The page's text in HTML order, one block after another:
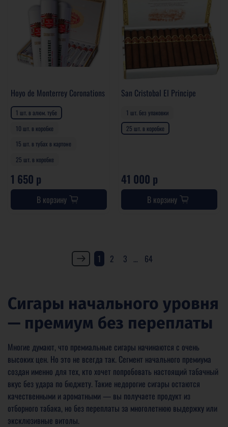
Hoyo de Monterrey Coronations
1 шт. в алюм. тубе
10 шт. в коробке
15 шт. в тубах в картоне
25 шт. в коробке
1 650 р
В корзину
San Cristobal El Principe
1 шт. без упаковки
25 шт. в коробке
41 000 р
В корзину
1 2 3 … 64
Сигары начального уровня
— премиум без переплаты
Многие думают, что премиальные сигары начинаются с очень
высоких цен. Но это не всегда так. Сегмент начального премиума
создан именно для тех, кто хочет попробовать настоящий табачный
вкус без удара по бюджету. Такие недорогие сигары остаются
качественными и ароматными — вы получаете продукт из
отборного табака, но без переплаты за многолетнюю выдержку или
эксклюзивные витолы.